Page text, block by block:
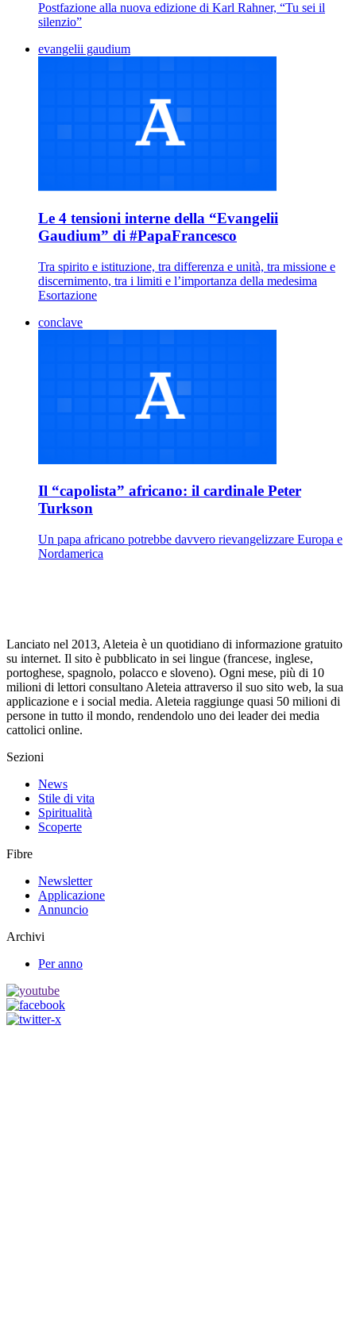
Postfazione alla nuova edizione di Karl Rahner, “Tu sei il
silenzio”
evangelii gaudium
Le 4 tensioni interne della “Evangelii
Gaudium” di #PapaFrancesco
Tra spirito e istituzione, tra differenza e unità, tra missione e
discernimento, tra i limiti e l’importanza della medesima
Esortazione
conclave
Il “capolista” africano: il cardinale Peter
Turkson
Un papa africano potrebbe davvero rievangelizzare Europa e
Nordamerica
Lanciato nel 2013, Aleteia è un quotidiano di informazione gratuito
su internet. Il sito è pubblicato in sei lingue (francese, inglese,
portoghese, spagnolo, polacco e sloveno). Ogni mese, più di 10
milioni di lettori consultano Aleteia attraverso il suo sito web, la sua
applicazione e i social media. Aleteia raggiunge quasi 50 milioni di
persone in tutto il mondo, rendendolo uno dei leader dei media
cattolici online.
Sezioni
News
Stile di vita
Spiritualità
Scoperte
Fibre
Newsletter
Applicazione
Annuncio
Archivi
Per anno